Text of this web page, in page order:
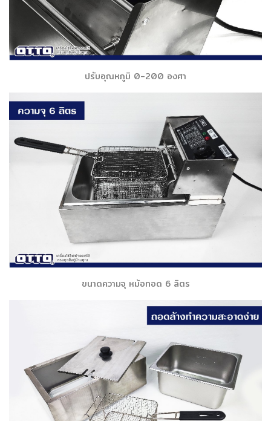
ปรับอุณหภูมิ 0-200 องศา
ขนาดความจุ หม้อทอด 6 ลิตร